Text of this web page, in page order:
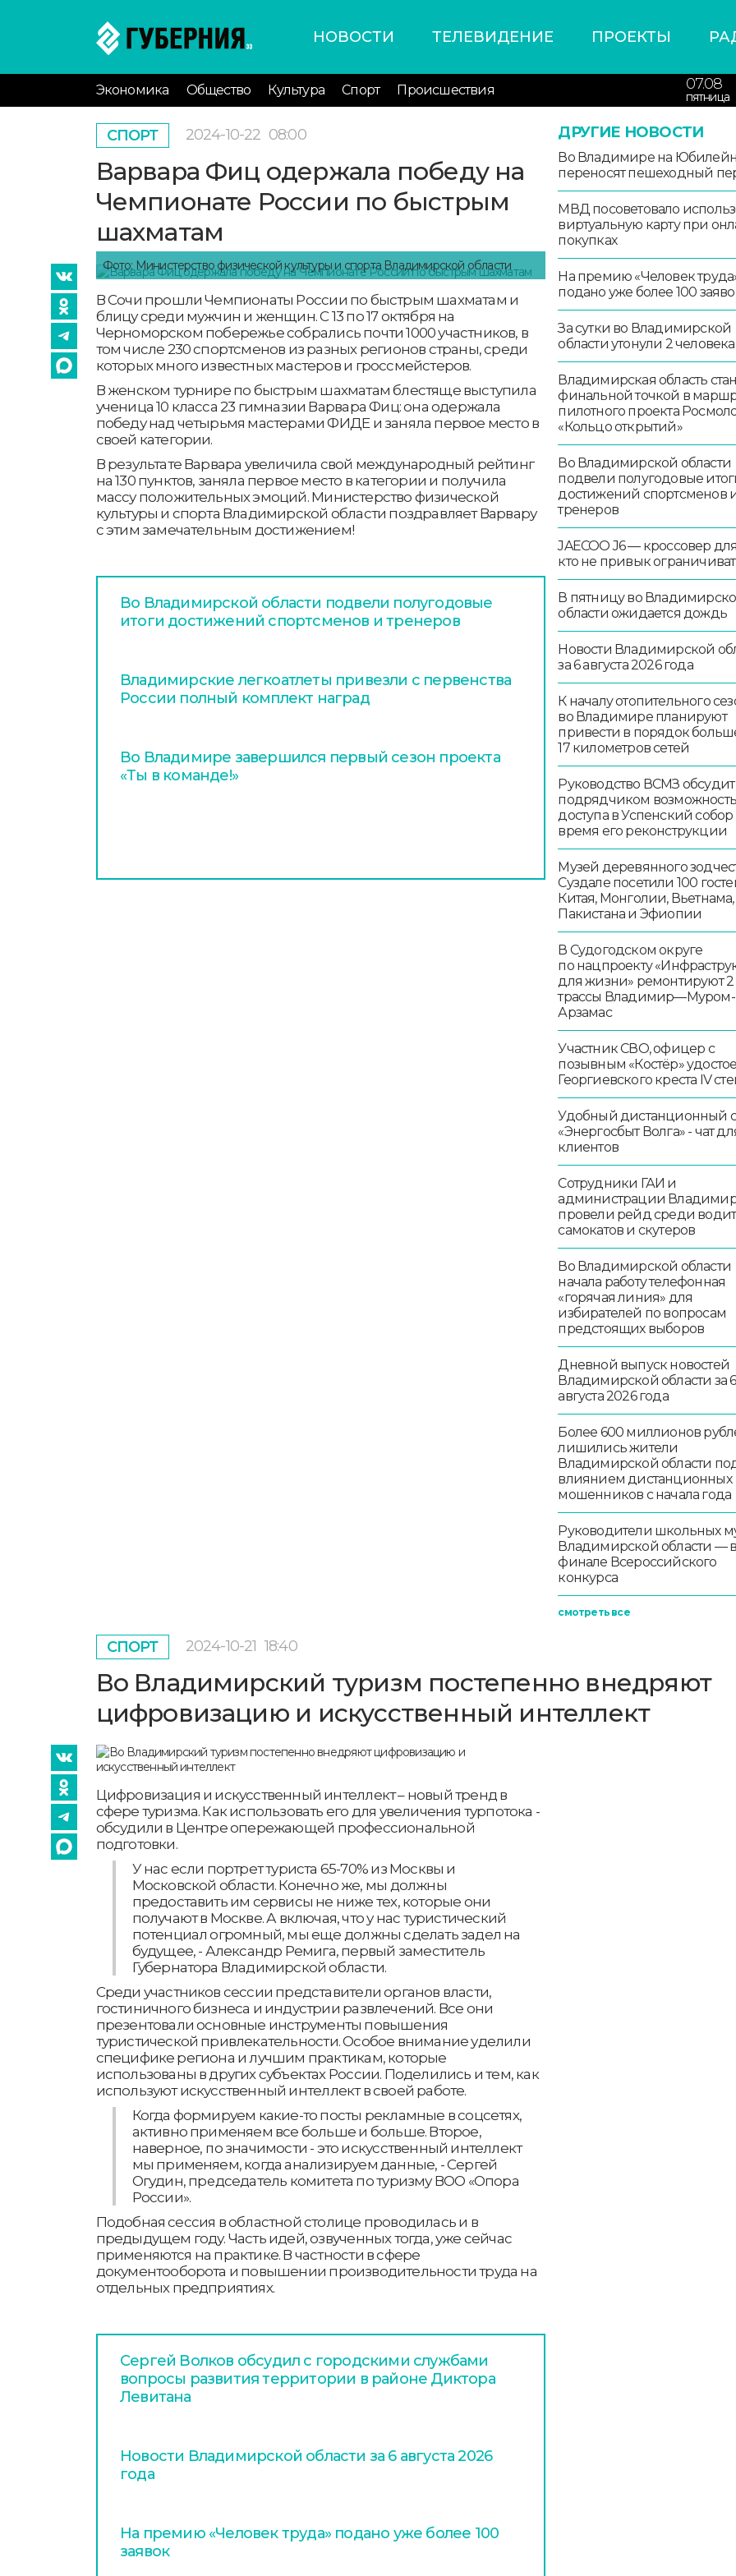
НОВОСТИ ТЕЛЕВИДЕНИЕ ПРОЕКТЫ
Экономика Общество Культура Спорт Происшествия 07.08
пятница
СПОРТ 2024-10-22 08:00
Варвара Фиц одержала победу на
Чемпионате России по быстрым
шахматам
Фото: Министерство физической культуры и спорта Владимирской области
В Сочи прошли Чемпионаты России по быстрым шахматам и
блицу среди мужчин и женщин. С 13 по 17 октября на
Черноморском побережье собрались почти 1000 участников, в
том числе 230 спортсменов из разных регионов страны, среди
которых много известных мастеров и гроссмейстеров.
В женском турнире по быстрым шахматам блестяще выступила
ученица 10 класса 23 гимназии Варвара Фиц: она одержала
победу над четырьмя мастерами ФИДЕ и заняла первое место в
своей категории.
В результате Варвара увеличила свой международный рейтинг
на 130 пунктов, заняла первое место в категории и получила
массу положительных эмоций. Министерство физической
культуры и спорта Владимирской области поздравляет Варвару
с этим замечательным достижением!
Во Владимирской области подвели полугодовые
итоги достижений спортсменов и тренеров
Владимирские легкоатлеты привезли с первенства
России полный комплект наград
Во Владимире завершился первый сезон проекта
«Ты в команде!»
ДРУГИЕ НОВОСТИ
Во Владимире на
переносят пешеходный
МВД посоветовало
виртуальную карту при
покупках
На премию «Человек
подано уже более 100
За сутки во Владимирской
области утонули 2 человека
Владимирская область
финальной точкой в
пилотного проекта
«Кольцо открытий»
Во Владимирской области
подвели полугодовые
достижений спортсменов
тренеров
JAECOO J6 — кроссовер для
кто не привык
В пятницу во
области ожидается дождь
Новости Владимирской
за 6 августа 2026 года
К началу отопительного
во Владимире планируют
привести в порядок
17 километров сетей
Руководство ВСМЗ обсудит
подрядчиком возможность
доступа в Успенский собор
время его реконструкции
Музей деревянного
Суздале посетили 100
Китая, Монголии, Вьетнама,
Пакистана и Эфиопии
В Судогодском округе
по нацпроекту
для жизни» ремонтируют
трассы Владимир—Муром-
Арзамас
Участник СВО, офицер с
позывным «Костёр»
Георгиевского креста IV
Удобный дистанционный
«Энергосбыт Волга» - чат
клиентов
Сотрудники ГАИ и
администрации
провели рейд среди
самокатов и скутеров
Во Владимирской области
начала работу телефонная
«горячая линия» для
избирателей по вопросам
предстоящих выборов
Дневной выпуск новостей
Владимирской области за 6
августа 2026 года
Более 600 миллионов
лишились жители
Владимирской области
влиянием дистанционных
мошенников с начала года
Руководители школьных
Владимирской области — в
финале Всероссийского
конкурса
смотреть все
СПОРТ 2024-10-21 18:40
Во Владимирский туризм постепенно внедряют
цифровизацию и искусственный интеллект
Цифровизация и искусственный интеллект – новый тренд в
сфере туризма. Как использовать его для увеличения турпотока -
обсудили в Центре опережающей профессиональной
подготовки.
У нас если портрет туриста 65-70% из Москвы и
Московской области. Конечно же, мы должны
предоставить им сервисы не ниже тех, которые они
получают в Москве. А включая, что у нас туристический
потенциал огромный, мы еще должны сделать задел на
будущее, - Александр Ремига, первый заместитель
Губернатора Владимирской области.
Среди участников сессии представители органов власти,
гостиничного бизнеса и индустрии развлечений. Все они
презентовали основные инструменты повышения
туристической привлекательности. Особое внимание уделили
специфике региона и лучшим практикам, которые
использованы в других субъектах России. Поделились и тем, как
используют искусственный интеллект в своей работе.
Когда формируем какие-то посты рекламные в соцсетях,
активно применяем все больше и больше. Второе,
наверное, по значимости - это искусственный интеллект
мы применяем, когда анализируем данные, - Сергей
Огудин, председатель комитета по туризму ВОО «Опора
России».
Подобная сессия в областной столице проводилась и в
предыдущем году. Часть идей, озвученных тогда, уже сейчас
применяются на практике. В частности в сфере
документооборота и повышении производительности труда на
отдельных предприятиях.
Сергей Волков обсудил с городскими службами
вопросы развития территории в районе Диктора
Левитана
Новости Владимирской области за 6 августа 2026
года
На премию «Человек труда» подано уже более 100
заявок